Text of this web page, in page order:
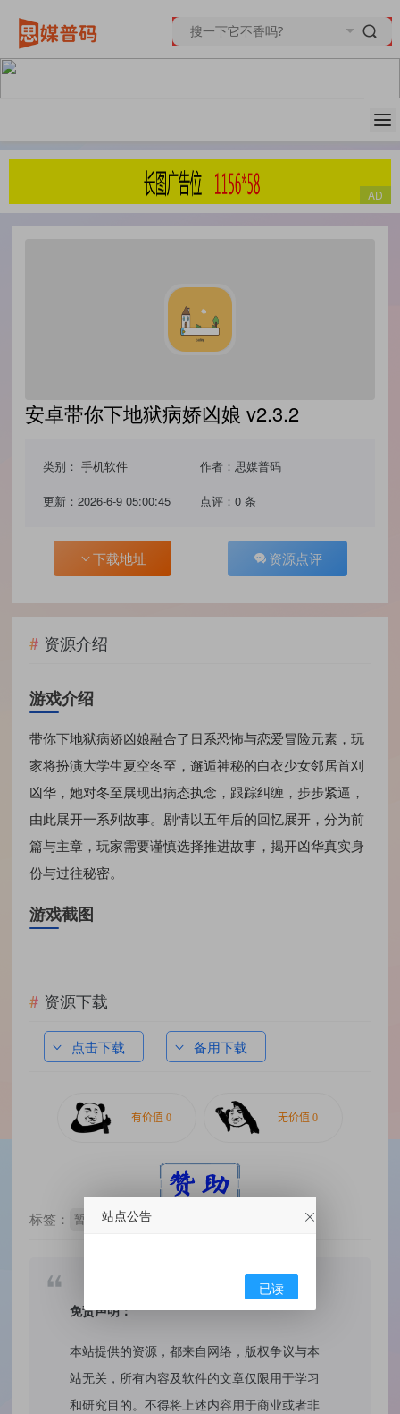
安卓带你下地狱病娇凶娘 v2.3.2
类别：手机软件 作者：思媒普码
更新：2026-6-9 05:00:45 点评：0 条
下载地址 资源点评
资源介绍
游戏介绍
带你下地狱病娇凶娘融合了日系恐怖与恋爱冒险元素，玩
家将扮演大学生夏空冬至，邂逅神秘的白衣少女邻居首刈
凶华，她对冬至展现出病态执念，跟踪纠缠，步步紧逼，
由此展开一系列故事。剧情以五年后的回忆展开，分为前
篇与主章，玩家需要谨慎选择推进故事，揭开凶华真实身
份与过往秘密。
游戏截图
资源下载
点击下载 备用下载
标签： 暂无标签
免责声明：
本站提供的资源，都来自网络，版权争议与本
站无关，所有内容及软件的文章仅限用于学习
和研究目的。不得将上述内容用于商业或者非
站点公告
已读